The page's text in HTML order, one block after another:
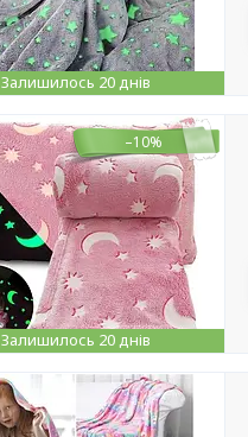
Залишилось 20 днів
–10%
Залишилось 20 днів